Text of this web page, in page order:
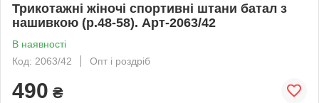
Трикотажні жіночі спортивні штани батал з
нашивкою (р.48-58). Арт-2063/42
В наявності
Код: 2063/42
Опт і роздріб
490 ₴